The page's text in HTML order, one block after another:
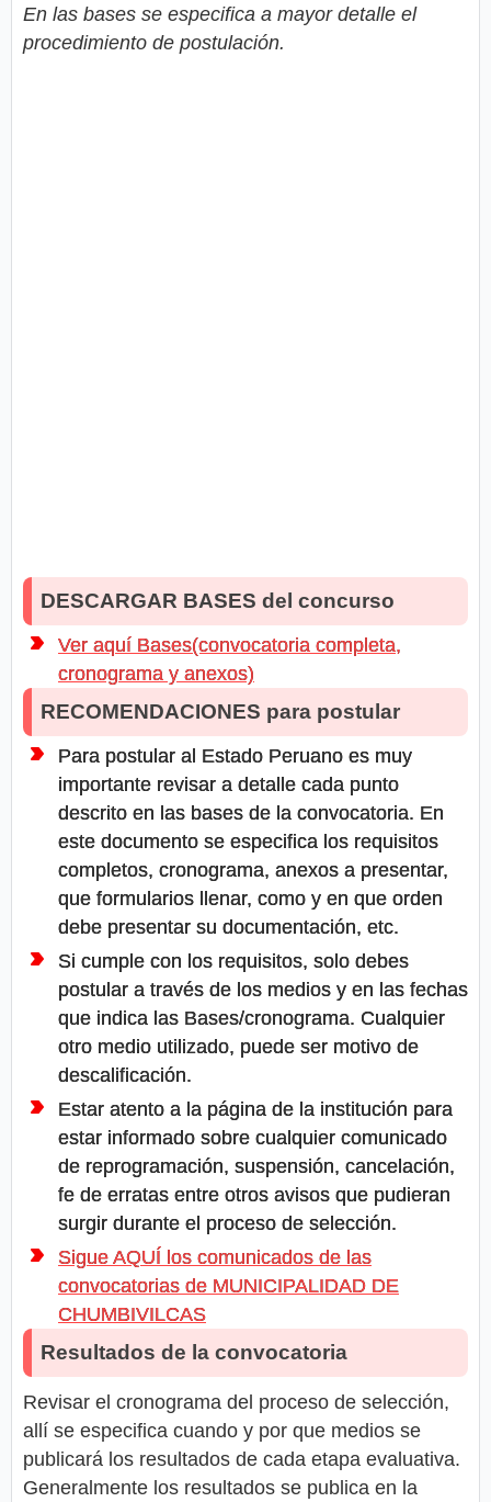
En las bases se especifica a mayor detalle el
procedimiento de postulación.
DESCARGAR BASES del concurso
Ver aquí Bases(convocatoria completa,
cronograma y anexos)
RECOMENDACIONES para postular
Para postular al Estado Peruano es muy
importante revisar a detalle cada punto
descrito en las bases de la convocatoria. En
este documento se especifica los requisitos
completos, cronograma, anexos a presentar,
que formularios llenar, como y en que orden
debe presentar su documentación, etc.
Si cumple con los requisitos, solo debes
postular a través de los medios y en las fechas
que indica las Bases/cronograma. Cualquier
otro medio utilizado, puede ser motivo de
descalificación.
Estar atento a la página de la institución para
estar informado sobre cualquier comunicado
de reprogramación, suspensión, cancelación,
fe de erratas entre otros avisos que pudieran
surgir durante el proceso de selección.
Sigue AQUÍ los comunicados de las
convocatorias de MUNICIPALIDAD DE
CHUMBIVILCAS
Resultados de la convocatoria
Revisar el cronograma del proceso de selección,
allí se especifica cuando y por que medios se
publicará los resultados de cada etapa evaluativa.
Generalmente los resultados se publica en la